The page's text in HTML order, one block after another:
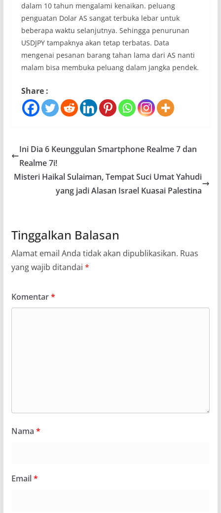
dalam 10 tahun mengalami kenaikan. peluang
penguatan Dolar AS sangat terbuka lebar untuk
beberapa waktu selanjutnya. Sehingga penurunan
USDJPY tampaknya akan tetap terbatas. Data
mengenai pesanan barang tahan lama dari AS nanti
malam bisa membuka peluang dalam jangka pendek.
Share :
Ini Dia 6 Keunggulan Smartphone Realme 7 dan
Realme 7i!
Misteri Haikal Sulaiman, Tempat Suci Umat Yahudi
yang jadi Alasan Israel Kuasai Palestina
Tinggalkan Balasan
Alamat email Anda tidak akan dipublikasikan. Ruas
yang wajib ditandai *
Komentar*
Nama *
Email*